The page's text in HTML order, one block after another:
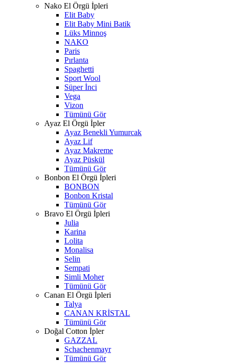
Nako El Örgü İpleri
Elit Baby
Elit Baby Mini Batik
Lüks Minnoş
NAKO
Paris
Pırlanta
Spaghetti
Sport Wool
Süper İnci
Vega
Vizon
Tümünü Gör
Ayaz El Örgü İpler
Ayaz Benekli Yumurcak
Ayaz Lif
Ayaz Makreme
Ayaz Püskül
Tümünü Gör
Bonbon El Örgü İpleri
BONBON
Bonbon Kristal
Tümünü Gör
Bravo El Örgü İpleri
Julia
Karina
Lolita
Monalisa
Selin
Sempati
Simli Moher
Tümünü Gör
Canan El Örgü İpleri
Talya
CANAN KRİSTAL
Tümünü Gör
Doğal Cotton İpler
GAZZAL
Schachenmayr
Tümünü Gör